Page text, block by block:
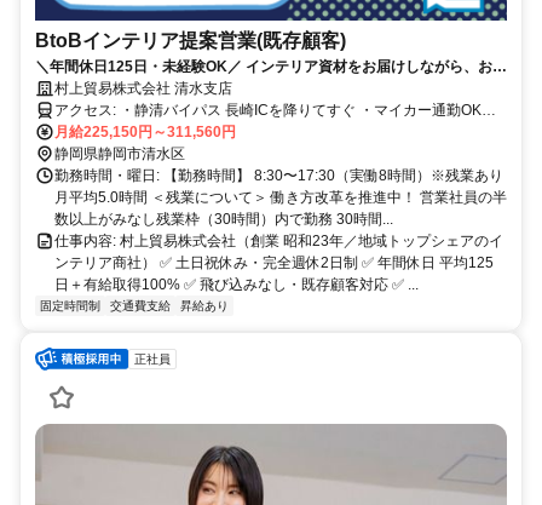
BtoBインテリア提案営業(既存顧客)
＼年間休日125日・未経験OK／ インテリア資材をお届けしながら、お客
様の様々な要望にお応えするお仕事です！
村上貿易株式会社 清水支店
アクセス: ・静清バイパス 長崎ICを降りてすぐ ・マイカー通勤OK！
支店に駐車場完備 ・社員のほとんどが車通勤 ・静清BP・国1・南幹
線のどこからでも通いやすい環境です
月給225,150円～311,560円
静岡県静岡市清水区
勤務時間・曜日: 【勤務時間】 8:30〜17:30（実働8時間）※残業あり
月平均5.0時間 ＜残業について＞ 働き方改革を推進中！ 営業社員の半
数以上がみなし残業枠（30時間）内で勤務 30時間...
仕事内容: 村上貿易株式会社（創業 昭和23年／地域トップシェアのイ
ンテリア商社） ✅ 土日祝休み・完全週休2日制 ✅ 年間休日 平均125
日＋有給取得100% ✅ 飛び込みなし・既存顧客対応 ✅ ...
固定時間制 交通費支給 昇給あり
正社員